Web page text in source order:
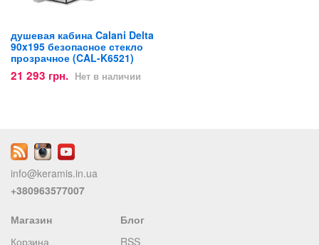
душевая кабина Calani Delta
90x195 безопасное стекло
прозрачное (CAL-K6521)
21 293 грн. Нет в наличии
info@keramis.in.ua
+380963577007
Магазин
Корзина
Блог
RSS